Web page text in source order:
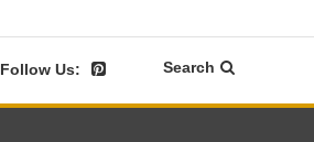
Follow Us: Search